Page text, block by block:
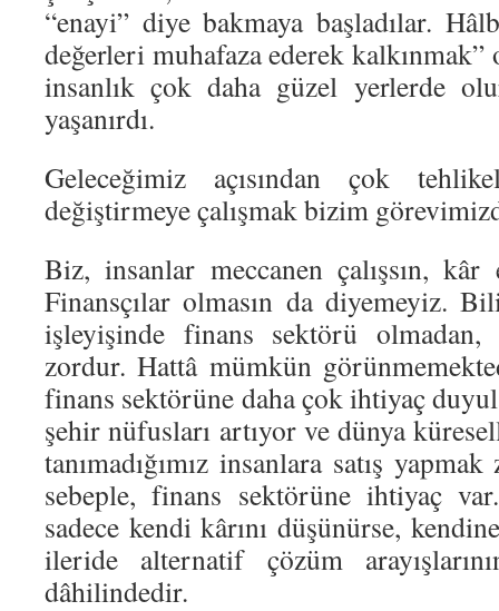
“enayi” diye bakmaya başladılar.
değerleri muhafaza ederek kalkınmak”
insanlık çok daha güzel yerlerde
yaşanırdı.
Geleceğimiz açısından çok
değiştirmeye çalışmak bizim
Biz, insanlar meccanen çalışsın,
Finansçılar olmasın da diyemeyiz.
işleyişinde finans sektörü
zordur. Hattâ mümkün
finans sektörüne daha çok ihtiyaç
şehir nüfusları artıyor ve dünya
tanımadığımız insanlara satış
sebeple, finans sektörüne ihtiyaç
sadece kendi kârını düşünürse,
ileride alternatif çözüm
dâhilindedir.